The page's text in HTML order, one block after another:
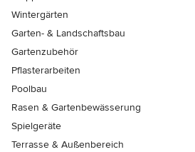
Wintergärten
Garten- & Landschaftsbau
Gartenzubehör
Pflasterarbeiten
Poolbau
Rasen & Gartenbewässerung
Spielgeräte
Terrasse & Außenbereich